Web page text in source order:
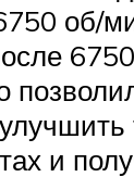
об/
и